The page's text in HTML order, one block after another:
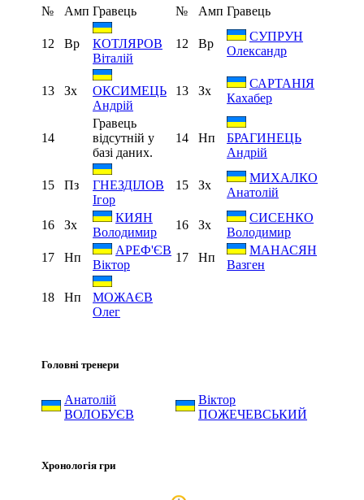
№ Амп Гравець № Амп Гравець
12 Вр
КОТЛЯРОВ
Віталій
12 Вр
СУПРУН
Олександр
13 Зх
ОКСИМЕЦЬ
Андрій
13 Зх
САРТАНІЯ
Кахабер
14
Гравець
відсутній у
базі даних.
14 Нп
БРАГИНЕЦЬ
Андрій
15 Пз
ГНЕЗДІЛОВ
Ігор
15 Зх
МИХАЛКО
Анатолій
16 Зх
КИЯН
Володимир
16 Зх
СИСЕНКО
Володимир
17
Нп
АРЕФ'ЄВ
Віктор
17 Нп
МАНАСЯН
Вазген
18 Нп
МОЖАЄВ
Олег
Головні тренери
Анатолій
ВОЛОБУЄВ
Віктор
ПОЖЕЧЕВСЬКИЙ
Хронологія гри